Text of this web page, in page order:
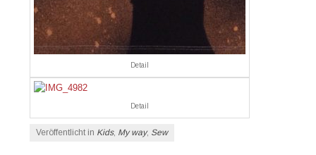
Detail
Detail
Veröffentlicht in Kids, My way, Sew